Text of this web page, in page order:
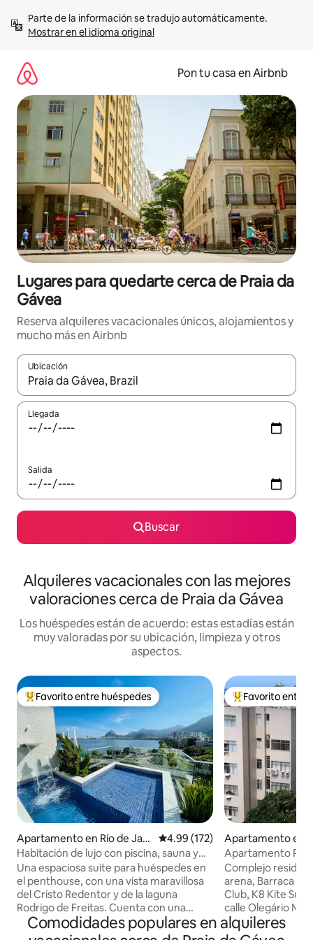
contenidoMostrar en el idioma original
Pon tu casa en Airbnb
Lugares para quedarte cerca de Praia da
Gávea
Reserva alquileres vacacionales únicos, alojamientos y
mucho más en Airbnb
Ubicación
Cuando los resultados estén disponibles, navega con las
Llegada
Salida
Buscar
Alquileres vacacionales con las mejores
valoraciones cerca de Praia da Gávea
Los huéspedes están de acuerdo: estas estadías están
muy valoradas por su ubicación, limpieza y otros
aspectos.
Favorito entre huéspedes preferido
Favorito entre huéspedes
Apartamento en Río de Jan
eiro
Calificación promedio: 4.99 de
4.99 (172)
Habitación de lujo con piscina, sauna y
privacidad.
Una espaciosa suite para huéspedes en
el penthouse, con una vista maravillosa
del Cristo Redentor y de la laguna
Rodrigo de Freitas. Cuenta con una
amplia zona exterior con piscina y
cascada, un medio baño, una sauna de
Favorito entre
Favorito entre
Apartamento en
a
Apartamento
Gávea y
Complejo
arena, Barraca do
Club, K8 Kite Surf
calle Olegário
restaurantes más
diaria, cocina
Comodidades populares en alquileres